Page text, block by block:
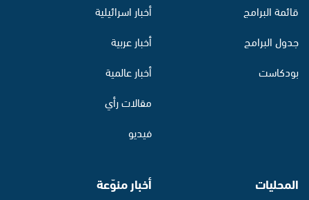
قائمة البرامج
جدول البرامج
بودكاست
أخبار اسرائيلية
أخبار عربية
أخبار عالمية
مقالات رأي
فيديو
المحليات أخبار منوّعة